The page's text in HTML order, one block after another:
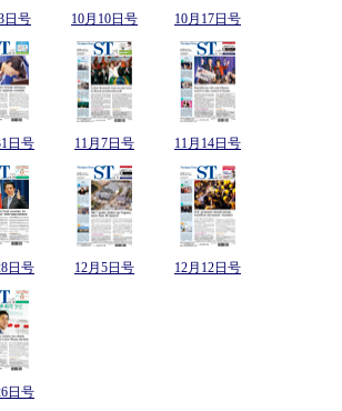
日号 10月10日号 10月17日号
日号 11月7日号 11月14日号
日号 12月5日号 12月12日号
日号